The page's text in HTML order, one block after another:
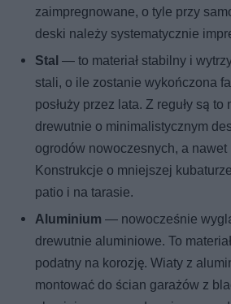
zaimpregnowane, o tyle przy
deski należy systematycznie
Stal — to materiał stabilny i
stali, o ile zostanie wykończona
posłuży przez lata. Z reguły są to
drewutnie o minimalistycznym
ogrodów nowoczesnych, a nawet
Konstrukcje o mniejszej
patio i na tarasie.
Aluminium — nowocześnie
drewutnie aluminiowe. To
podatny na korozję. Wiaty z
montować do ścian garażów z